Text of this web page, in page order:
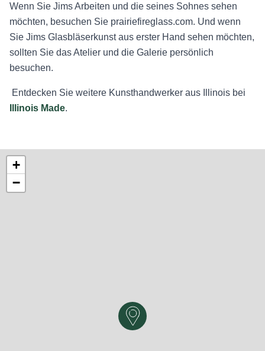
Wenn Sie Jims Arbeiten und die seines Sohnes sehen
möchten, besuchen Sie prairiefireglass.com. Und wenn
Sie Jims Glasbläserkunst aus erster Hand sehen möchten,
sollten Sie das Atelier und die Galerie persönlich
besuchen.
Entdecken Sie weitere Kunsthandwerker aus Illinois bei
Illinois Made.
+
−